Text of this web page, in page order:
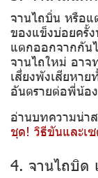
จานไถบิ่น หรือแ
ของแข็งบ่อยครั้
แตกออกจากกัน
จานไถใหม่ อาจ
เสี่ยงพังเสียหาย
อันตรายต่อพี่น้อ
อ่านบทความน่า
ชุด! วิธีขันและเ
4. จานไถบิด